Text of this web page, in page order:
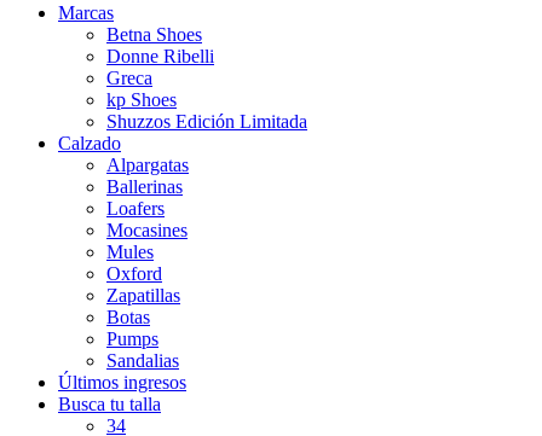
Marcas
Betna Shoes
Donne Ribelli
Greca
kp Shoes
Shuzzos Edición Limitada
Calzado
Alpargatas
Ballerinas
Loafers
Mocasines
Mules
Oxford
Zapatillas
Botas
Pumps
Sandalias
Últimos ingresos
Busca tu talla
34